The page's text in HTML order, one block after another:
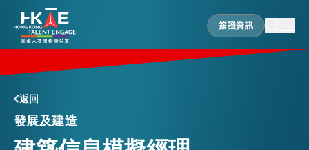
簽證資訊
簽證資訊
香港優勢
居港須知
返回
發展及建造